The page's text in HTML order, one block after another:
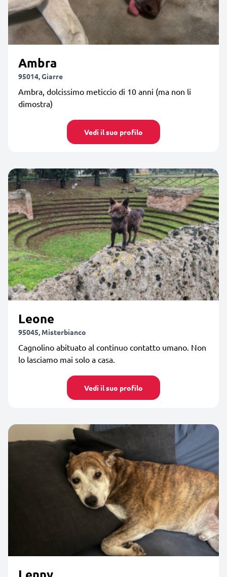
Ambra
95014, Giarre
Ambra, dolcissimo meticcio di 10 anni (ma non li
dimostra)
Vedi il suo profilo
Leone
95045, Misterbianco
Cagnolino abituato al continuo contatto umano. Non
lo lasciamo mai solo a casa.
Vedi il suo profilo